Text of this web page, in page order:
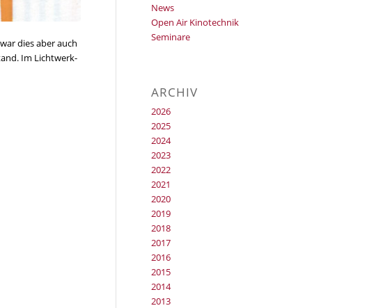
dies aber auch
Im Lichtwerk-
News
Open Air Kinotechnik
Seminare
ARCHIV
2026
2025
2024
2023
2022
2021
2020
2019
2018
2017
2016
2015
2014
2013